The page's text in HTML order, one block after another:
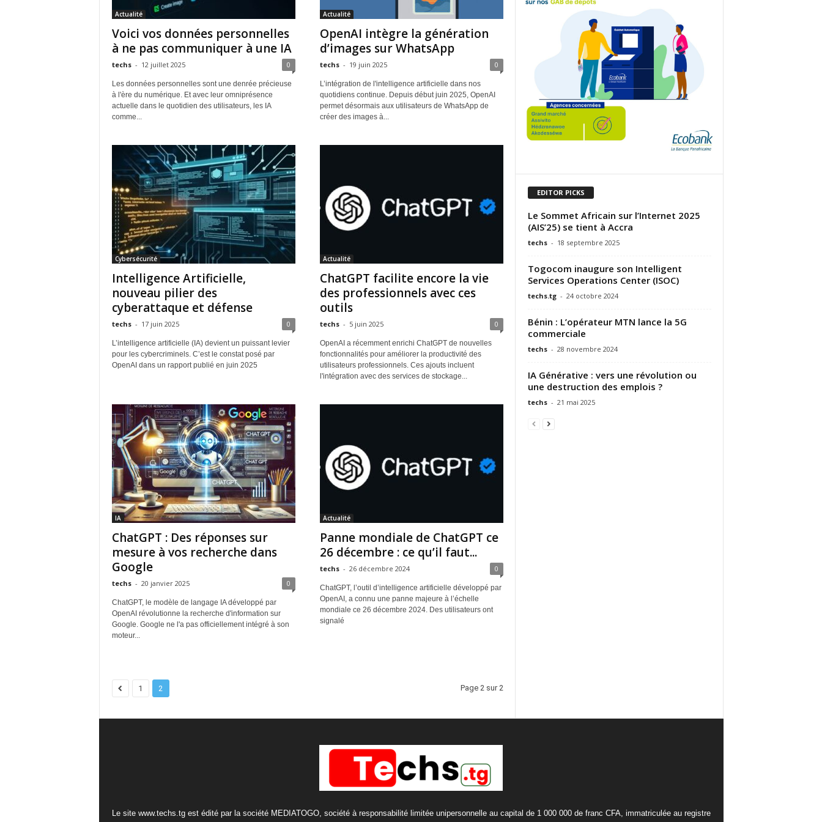
Actualité
Voici vos données personnelles
à ne pas communiquer à une IA
techs - 12 juillet 2025 0
Les données personnelles sont une denrée précieuse
à l'ère du numérique. Et avec leur omniprésence
actuelle dans le quotidien des utilisateurs, les IA
comme...
Actualité
OpenAI intègre la génération
d’images sur WhatsApp
techs - 19 juin 2025 0
L’intégration de l'intelligence artificielle dans nos
quotidiens continue. Depuis début juin 2025, OpenAI
permet désormais aux utilisateurs de WhatsApp de
créer des images à...
Cybersécurité
Intelligence Artificielle,
nouveau pilier des
cyberattaque et défense
techs - 17 juin 2025 0
L’intelligence artificielle (IA) devient un puissant levier
pour les cybercriminels. C’est le constat posé par
OpenAI dans un rapport publié en juin 2025
Actualité
ChatGPT facilite encore la vie
des professionnels avec ces
outils
techs - 5 juin 2025 0
OpenAI a récemment enrichi ChatGPT de nouvelles
fonctionnalités pour améliorer la productivité des
utilisateurs professionnels. Ces ajouts incluent
l'intégration avec des services de stockage...
IA
ChatGPT : Des réponses sur
mesure à vos recherche dans
Google
techs - 20 janvier 2025 0
ChatGPT, le modèle de langage IA développé par
OpenAI révolutionne la recherche d'information sur
Google. Google ne l'a pas officiellement intégré à son
moteur...
Actualité
Panne mondiale de ChatGPT ce
26 décembre : ce qu’il faut...
techs - 26 décembre 2024 0
ChatGPT, l’outil d’intelligence artificielle développé par
OpenAI, a connu une panne majeure à l’échelle
mondiale ce 26 décembre 2024. Des utilisateurs ont
signalé
1 2 Page 2 sur 2
EDITOR PICKS
Le Sommet Africain sur l’Internet 2025
(AIS’25) se tient à Accra
techs - 18 septembre 2025
Togocom inaugure son Intelligent
Services Operations Center (ISOC)
techs.tg - 24 octobre 2024
Bénin : L’opérateur MTN lance la 5G
commerciale
techs - 28 novembre 2024
IA Générative : vers une révolution ou
une destruction des emplois ?
techs - 21 mai 2025
Le site www.techs.tg est édité par la société MEDIATOGO, société à responsabilité limitée unipersonnelle au capital de 1 000 000 de franc CFA, immatriculée au registre